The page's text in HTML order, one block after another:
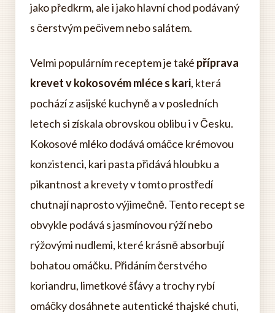
jako předkrm, ale i jako hlavní chod podávaný
s čerstvým pečivem nebo salátem.
Velmi populárním receptem je také příprava
krevet v kokosovém mléce s kari, která
pochází z asijské kuchyně a v posledních
letech si získala obrovskou oblibu i v Česku.
Kokosové mléko dodává omáčce krémovou
konzistenci, kari pasta přidává hloubku a
pikantnost a krevety v tomto prostředí
chutnají naprosto výjimečně. Tento recept se
obvykle podává s jasmínovou rýží nebo
rýžovými nudlemi, které krásně absorbují
bohatou omáčku. Přidáním čerstvého
koriandru, limetkové šťávy a trochy rybí
omáčky dosáhnete autentické thajské chuti,